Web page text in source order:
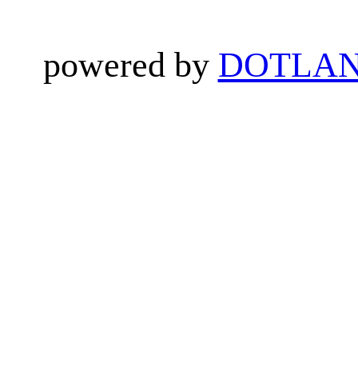
powered by